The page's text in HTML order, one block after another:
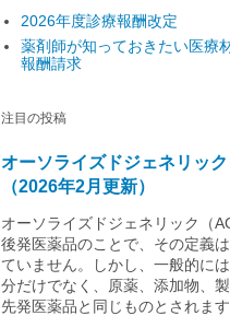
2026年度診療報酬改定
薬剤師が知っておきたい医療
報酬請求
注目の投稿
オーソライズドジェネリッ
（2026年2月更新）
オーソライズドジェネリック（
後発医薬品のことで、その定義
ていません。しかし、一般的に
分だけでなく、原薬、添加物、
先発医薬品と同じものとされま